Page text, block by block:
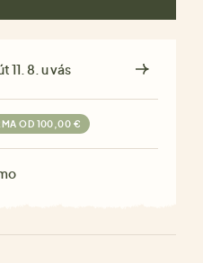
11. 8. u vás
OD 100,00 €